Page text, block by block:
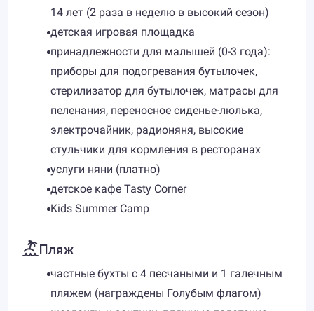
14 лет (2 раза в неделю в высокий сезон)
детская игровая площадка
принадлежности для малышей (0-3 года):
приборы для подогревания бутылочек,
стерилизатор для бутылочек, матрасы для
пеленания, переносное сиденье-люлька,
электрочайник, радионяня, высокие
стульчики для кормления в ресторанах
услуги няни (платно)
детское кафе Tasty Corner
Kids Summer Camp
Пляж
частные бухты с 4 песчаными и 1 галечным
пляжем (награждены Голубым флагом)